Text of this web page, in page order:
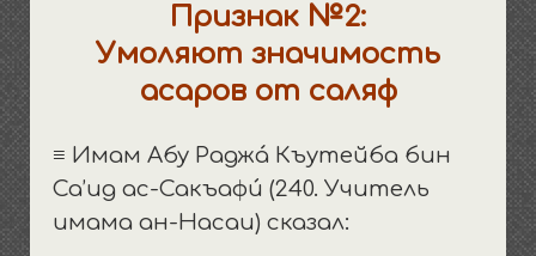
Признак №2:
Умоляют значимость
асаров от саляф
≡ Имам Абу Раджá Къутейба бин
Са’ид ас-Сакъафú (240. Учитель
имама ан-Насаи) сказал: